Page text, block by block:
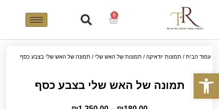
פתח סרגל נגישות
0
עמוד הבית / תמונות יודאיקה / תמונות של האש שלי / תמונה של האש שלי בצבע כסף
תמונה של האש שלי בצבע כסף